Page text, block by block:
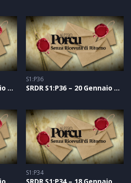
SRDR S1:P37 – 21 Gennaio 2021
S1:P36
SRDR S1:P36 – 20 Gennaio 2021
S1:P34